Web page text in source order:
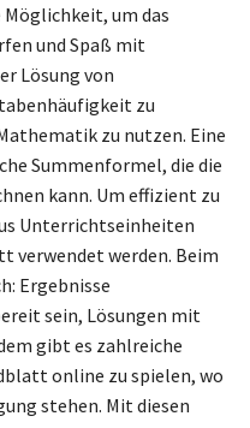
um das
und Spaß mit
Lösung von
zu
zu nutzen. Eine
Summenformel, die die
kann. Um effizient zu
Unterrichtseinheiten
verwendet werden. Beim
Ergebnisse
sein, Lösungen mit
gibt es zahlreiche
online zu spielen, wo
stehen. Mit diesen